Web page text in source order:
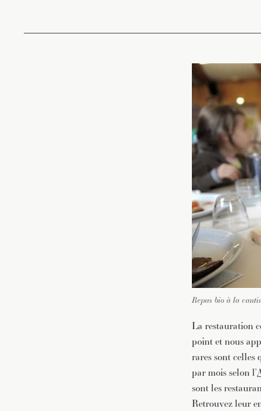
Repas bio à la
La restauration
point et nous
rares sont celles
par mois selon l’
sont les
Retrouvez leur